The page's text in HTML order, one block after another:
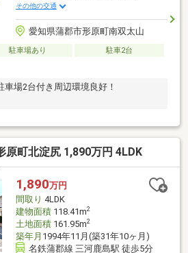
その他の交通
愛知県蒲郡市形原町南双太山
駐車場あり
駐車2台
場2台付き周辺環境良好！
原町北淀尻 1,890万円 4LDK
1,890万円
間取り 4LDK
建物面積118.41m2
土地面積161.95m2
築年月 1994年11月(築31年10ヶ月)
名鉄蒲郡線 三河鹿島駅 徒歩5分